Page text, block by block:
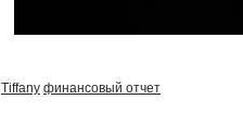
Tiffany финансовый отчет